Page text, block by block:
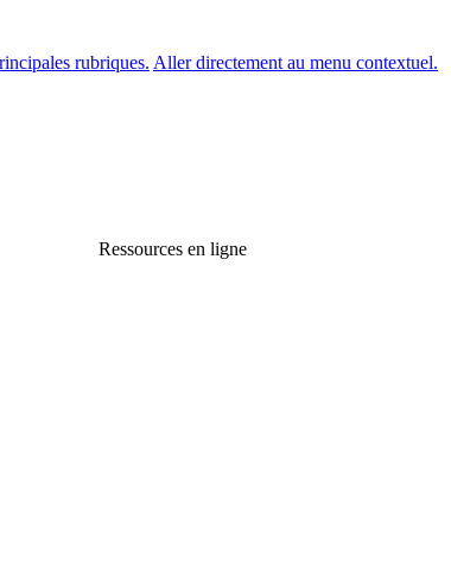
rubriques. Aller directement au menu contextuel.
Ressources en ligne